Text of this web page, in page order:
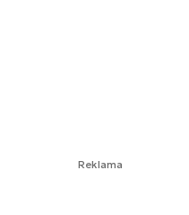
Reklama